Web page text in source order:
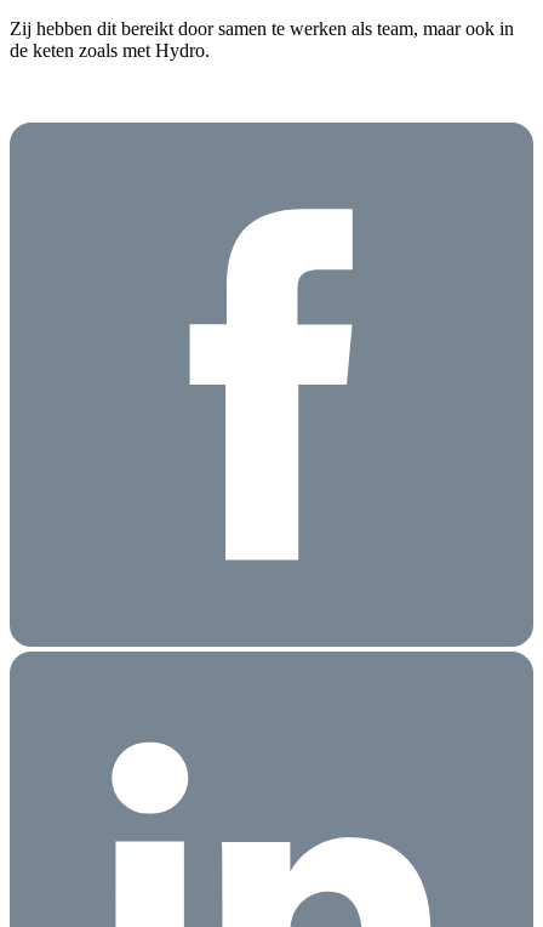
Zij hebben dit bereikt door samen te werken als team, maar ook in
de keten zoals met Hydro.